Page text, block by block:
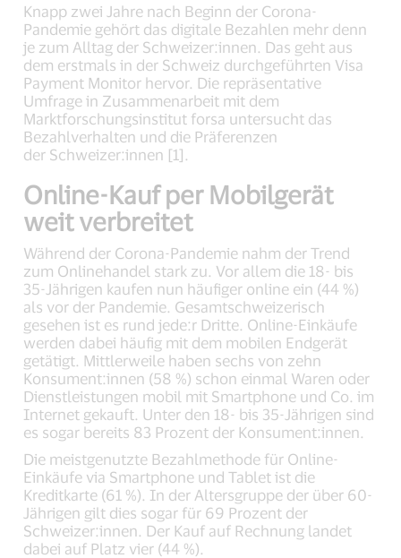
Knapp zwei Jahre nach Beginn der Corona-
Pandemie gehört das digitale Bezahlen mehr denn
je zum Alltag der Schweizer:innen. Das geht aus
dem erstmals in der Schweiz durchgeführten Visa
Payment Monitor hervor. Die repräsentative
Umfrage in Zusammenarbeit mit dem
Marktforschungsinstitut forsa untersucht das
Bezahlverhalten und die Präferenzen
der Schweizer:innen [1].
Online-Kauf per Mobilgerät
weit verbreitet
Während der Corona-Pandemie nahm der Trend
zum Onlinehandel stark zu. Vor allem die 18- bis
35-Jährigen kaufen nun häufiger online ein (44 %)
als vor der Pandemie. Gesamtschweizerisch
gesehen ist es rund jede:r Dritte. Online-Einkäufe
werden dabei häufig mit dem mobilen Endgerät
getätigt. Mittlerweile haben sechs von zehn
Konsument:innen (58 %) schon einmal Waren oder
Dienstleistungen mobil mit Smartphone und Co. im
Internet gekauft. Unter den 18- bis 35-Jährigen sind
es sogar bereits 83 Prozent der Konsument:innen.
Die meistgenutzte Bezahlmethode für Online-
Einkäufe via Smartphone und Tablet ist die
Kreditkarte (61 %). In der Altersgruppe der über 60-
Jährigen gilt dies sogar für 69 Prozent der
Schweizer:innen. Der Kauf auf Rechnung landet
dabei auf Platz vier (44 %).